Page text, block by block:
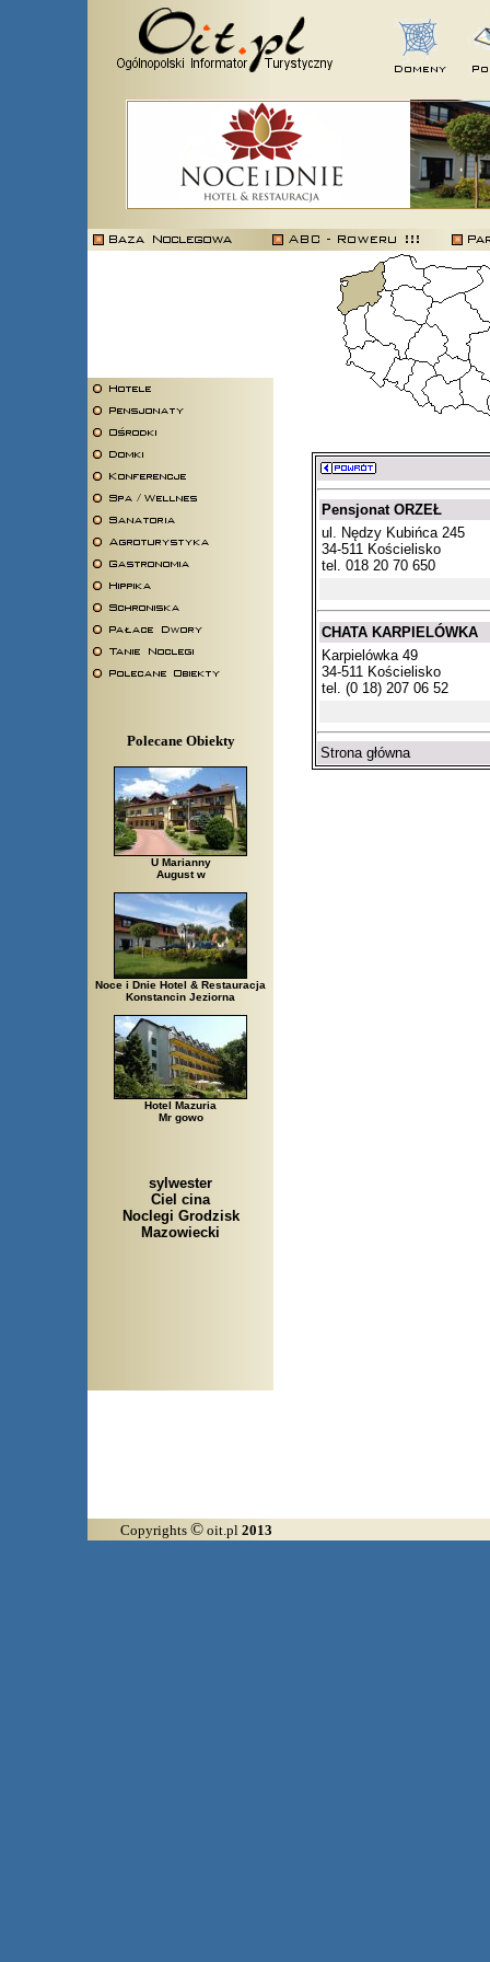
Polecane Obiekty
U Marianny
August w
Noce i Dnie Hotel & Restauracja
Konstancin Jeziorna
Hotel Mazuria
Mr gowo
sylwester
Ciel cina
Noclegi Grodzisk
Mazowiecki
Pensjonat ORZEŁ
ul. Nędzy Kubińca 245
34-511 Kościelisko
tel. 018 20 70 650
CHATA KARPIELÓWKA
Karpielówka 49
34-511 Kościelisko
tel. (0 18) 207 06 52
Strona główna
Copyrights © oit.pl 2013